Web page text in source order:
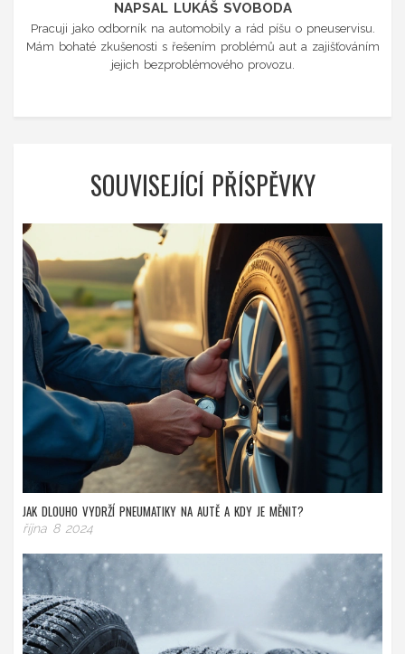
NAPSAL LUKÁŠ SVOBODA
Pracuji jako odborník na automobily a rád píšu o pneuservisu.
Mám bohaté zkušenosti s řešením problémů aut a zajišťováním
jejich bezproblémového provozu.
SOUVISEJÍCÍ PŘÍSPĚVKY
JAK DLOUHO VYDRŽÍ PNEUMATIKY NA AUTĚ A KDY JE MĚNIT?
října 8 2024